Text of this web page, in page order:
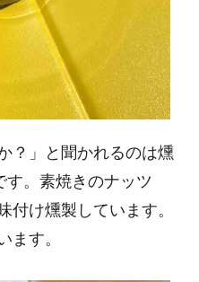
？」と聞かれるのは燻
す。素焼きのナッツ
付け燻製しています。
ます。